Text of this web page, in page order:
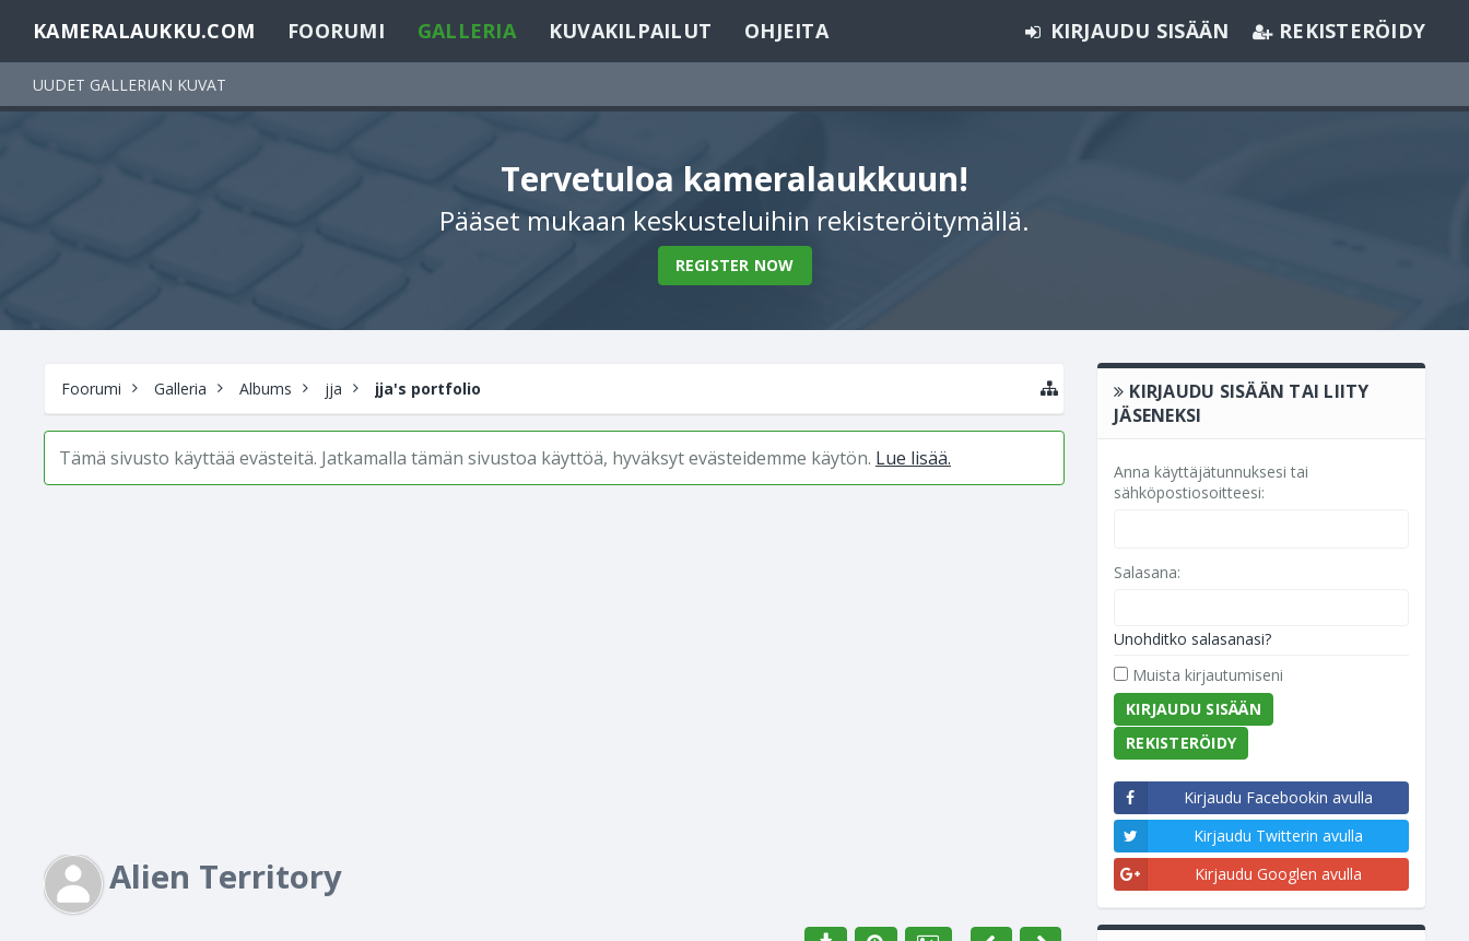
KAMERALAUKKU.COM FOORUMI GALLERIA
UUDET GALLERIAN KUVAT
KUVAKILPAILUT OHJEITA KIRJAUDU SISÄÄN REKISTERÖIDY
Tervetuloa kameralaukkuun!
Pääset mukaan keskusteluihin rekisteröitymällä.
REGISTER NOW
Foorumi Galleria Albums jja jja's portfolio
Tämä sivusto käyttää evästeitä. Jatkamalla tämän sivustoa käyttöä, hyväksyt evästeidemme käytön. Lue lisää.
Alien Territory
KIRJAUDU SISÄÄN TAI LIITY
JÄSENEKSI
Anna käyttäjätunnuksesi tai
sähköpostiosoitteesi:
Salasana:
Unohditko salasanasi?
Muista kirjautumiseni
REKISTERÖIDY
Kirjaudu Facebookin avulla
Kirjaudu Twitterin avulla
Kirjaudu Googlen avulla